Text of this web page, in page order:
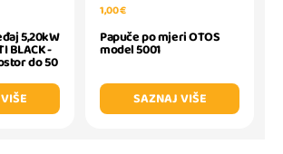
5,20kW
BLACK -
do 50
1,00 €
Papuče po mjeri OTOS
model 5001
SAZNAJ VIŠE